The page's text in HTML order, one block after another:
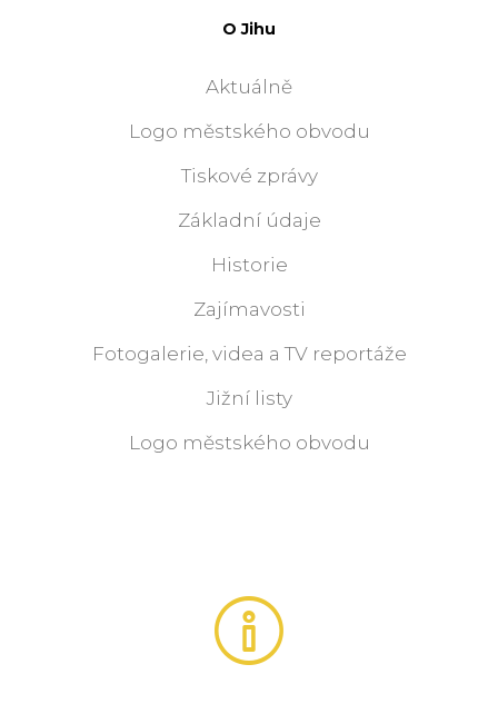
O Jihu
Aktuálně
Logo městského obvodu
Tiskové zprávy
Základní údaje
Historie
Zajímavosti
Fotogalerie, videa a TV reportáže
Jižní listy
Logo městského obvodu